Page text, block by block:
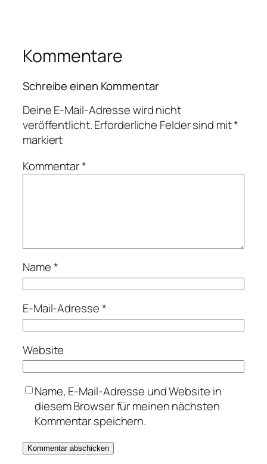
Kommentare
Schreibe einen Kommentar
Deine E-Mail-Adresse wird nicht
veröffentlicht.Erforderliche Felder sind mit*
markiert
Kommentar*
Name*
E-Mail-Adresse*
Website
Name, E-Mail-Adresse und Website in
diesem Browser für meinen nächsten
Kommentar speichern.